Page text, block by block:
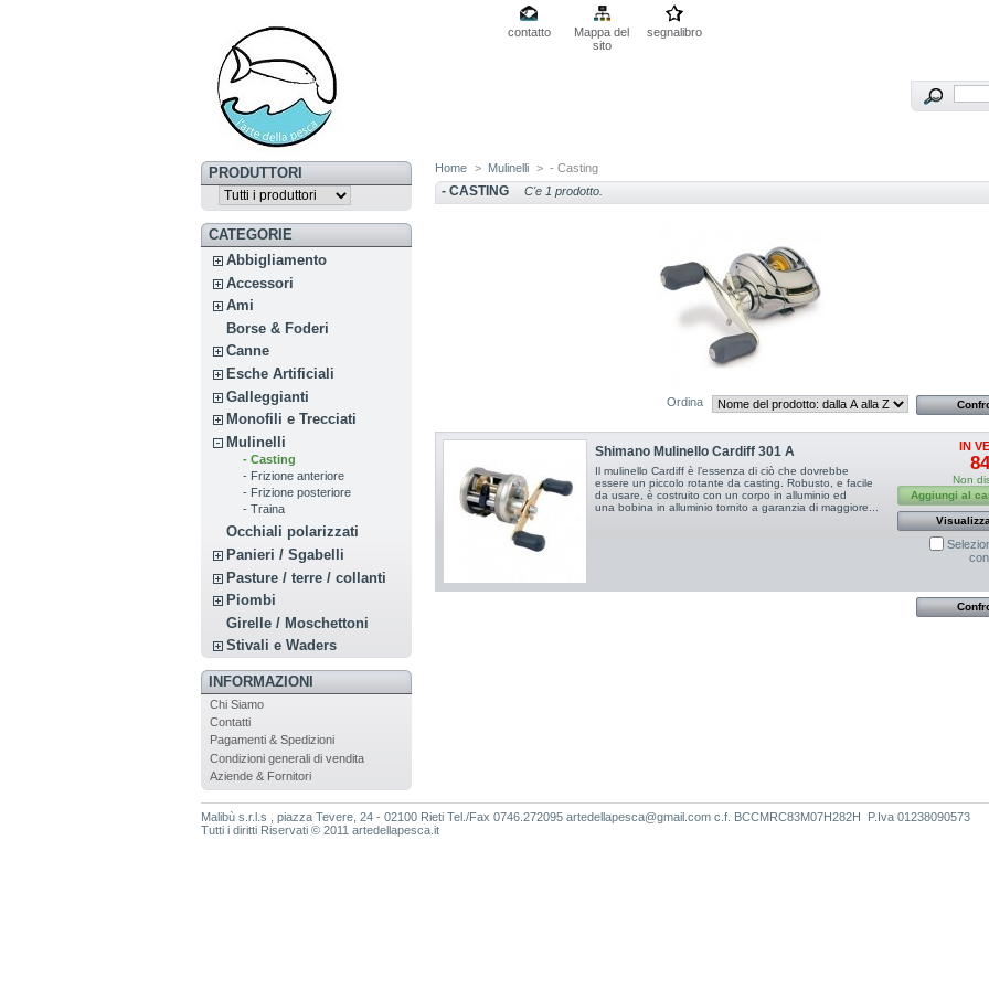
contatto
Mappa del
sito
segnalibro
PRODUTTORI
CATEGORIE
Abbigliamento
Accessori
Ami
Borse & Foderi
Canne
Esche Artificiali
Galleggianti
Monofili e Trecciati
Mulinelli
- Casting
- Frizione anteriore
- Frizione posteriore
- Traina
Occhiali polarizzati
Panieri / Sgabelli
Pasture / terre / collanti
Piombi
Girelle / Moschettoni
Stivali e Waders
INFORMAZIONI
Chi Siamo
Contatti
Pagamenti & Spedizioni
Condizioni generali di vendita
Aziende & Fornitori
Home > Mulinelli > - Casting
- CASTING C'e 1 prodotto.
Ordina
Shimano Mulinello Cardiff 301 A
Il mulinello Cardiff è l’essenza di ciò che dovrebbe
essere un piccolo rotante da casting. Robusto, e facile
da usare, è costruito con un corpo in alluminio ed
una bobina in alluminio tornito a garanzia di maggiore...
IN
Non
Aggiungi al
Malibù s.r.l.s , piazza Tevere, 24 - 02100 Rieti Tel./Fax 0746.272095 artedellapesca@gmail.com c.f. BCCMRC83M07H282H P.Iva 01238090573
Tutti i diritti Riservati © 2011 artedellapesca.it